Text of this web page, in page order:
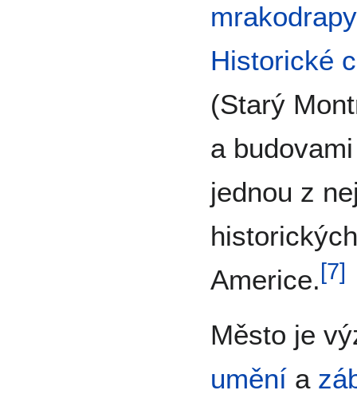
mrakodrapy
Historické
(Starý
a
jednou z
Americe. [7]
Město je
umění a